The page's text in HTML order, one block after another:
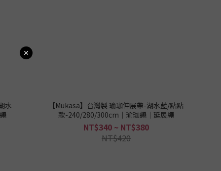
水
【Mukasa】台灣製 瑜珈伸展帶-湖水藍/點點
款-240/280/300cm｜瑜珈繩｜延展繩
NT$340 ~ NT$380
NT$420